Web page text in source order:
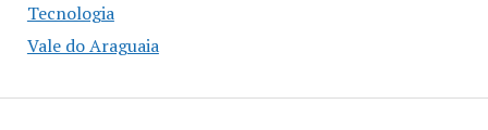
Tecnologia
Vale do Araguaia